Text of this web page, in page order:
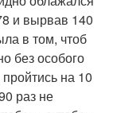
и вырвав 140
в том, чтоб
без особого
на 10
раз не